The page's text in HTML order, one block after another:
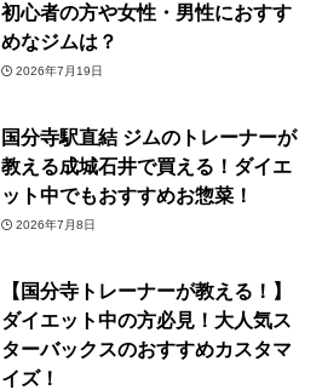
初心者の方や女性・男性におすす
めなジムは？
2026年7月19日
国分寺駅直結 ジムのトレーナーが
教える成城石井で買える！ダイエ
ット中でもおすすめお惣菜！
2026年7月8日
【国分寺トレーナーが教える！】
ダイエット中の方必見！大人気ス
ターバックスのおすすめカスタマ
イズ！